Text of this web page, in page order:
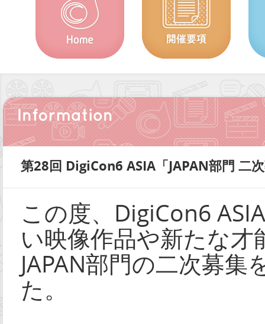
第28回 DigiCon6 ASIA「JAPAN部門 二
この度、DigiCon6
い映像作品や新たな
JAPAN部門の二次募
た。